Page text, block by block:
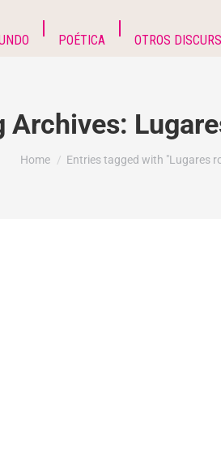
POÉTICA OTROS
Archives:
You are here:
Home Entries tagged with "Lugares